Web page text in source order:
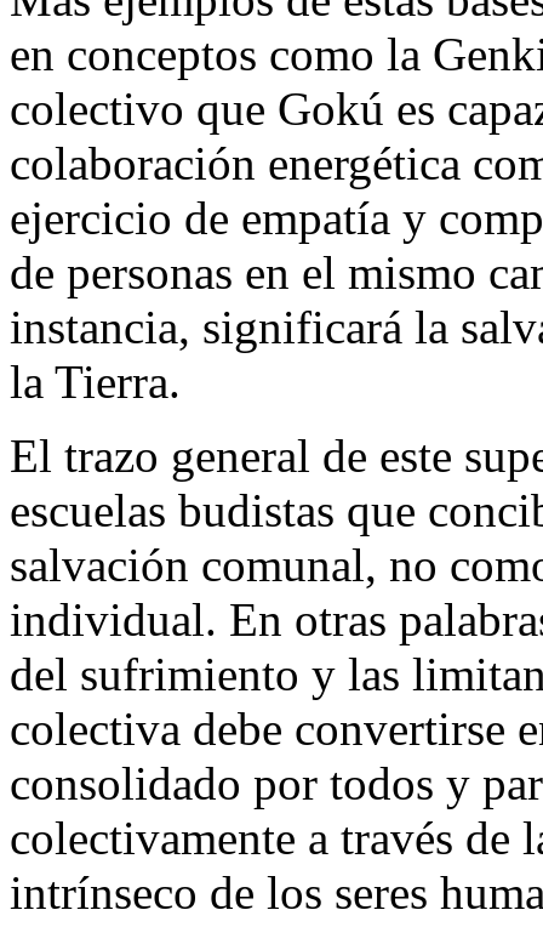
en conceptos como la
colectivo que Gokú es
colaboración energética
ejercicio de empatía y
de personas en el mismo
instancia, significará la
la Tierra.
El trazo general de este
escuelas budistas que
salvación comunal, no
individual. En otras
del sufrimiento y las
colectiva debe convertirse
consolidado por todos y
colectivamente a través de
intrínseco de los seres